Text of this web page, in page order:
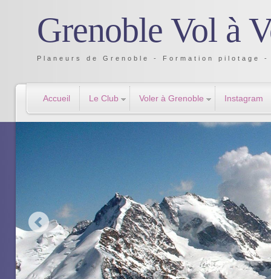
Grenoble Vol à
Planeurs de Grenoble - Formation
Accueil Le Club Voler à Grenoble Instagram